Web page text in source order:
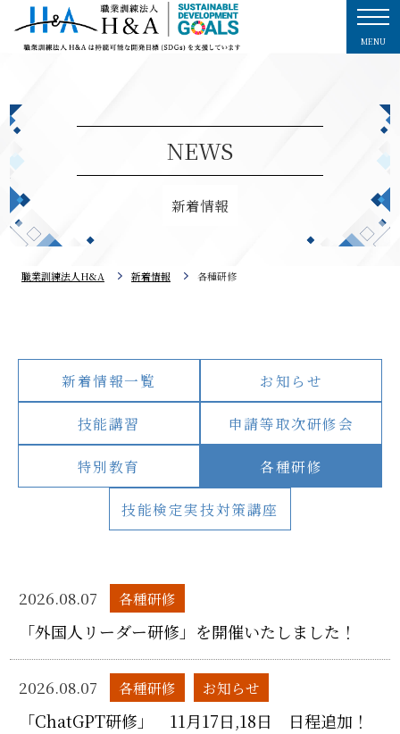
MENU
NEWS
新着情報
職業訓練法人H&A 新着情報 各種研修
新着情報一覧 お知らせ
技能講習 申請等取次研修会
特別教育 各種研修
技能検定実技対策講座
2026.08.07 各種研修
「外国人リーダー研修」を開催いたしました！
2026.08.07 各種研修 お知らせ
「ChatGPT研修」 11月17日,18日 日程追加！